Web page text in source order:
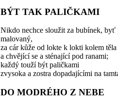
BÝT TAK PALIČKAMI
Nikdo nechce sloužit za bubínek, byť
malovaný,
za cár kůže od lokte k lokti kolem
a chvějící se a sténající pod ranami;
každý touží být paličkami
zvysoka a zostra dopadajícími na
DO MODRÉHO Z NEBE